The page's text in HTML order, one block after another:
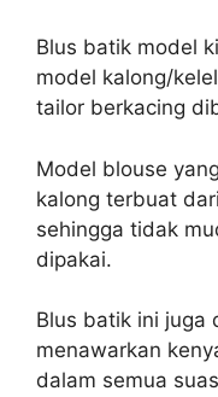
Blus batik model
model kalong/
tailor berkacing
Model blouse
kalong terbuat
sehingga tidak
dipakai.
Blus batik ini juga
menawarkan
dalam semua